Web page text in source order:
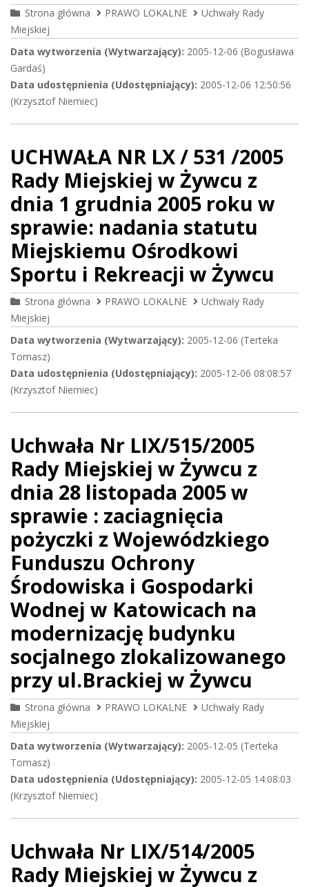
Strona główna PRAWO LOKALNE
Uchwały Rady
Miejskiej
Data wytworzenia (Wytwarzający): 2005-12-06 (Bogusława
Gardaś)
Data udostępnienia (Udostępniający): 2005-12-06 12:50:56
(Krzysztof Niemiec)
UCHWAŁA NR LX / 531 /2005
Rady Miejskiej w Żywcu z
dnia 1 grudnia 2005 roku w
sprawie: nadania statutu
Miejskiemu Ośrodkowi
Sportu i Rekreacji w Żywcu
Strona główna PRAWO LOKALNE
Uchwały Rady
Miejskiej
Data wytworzenia (Wytwarzający): 2005-12-06 (Terteka
Tomasz)
Data udostępnienia (Udostępniający): 2005-12-06 08:08:57
(Krzysztof Niemiec)
Uchwała Nr LIX/515/2005
Rady Miejskiej w Żywcu z
dnia 28 listopada 2005 w
sprawie : zaciagnięcia
pożyczki z Wojewódzkiego
Funduszu Ochrony
Środowiska i Gospodarki
Wodnej w Katowicach na
modernizację budynku
socjalnego zlokalizowanego
przy ul.Brackiej w Żywcu
Strona główna PRAWO LOKALNE
Uchwały Rady
Miejskiej
Data wytworzenia (Wytwarzający): 2005-12-05 (Terteka
Tomasz)
Data udostępnienia (Udostępniający): 2005-12-05 14:08:03
(Krzysztof Niemiec)
Uchwała Nr LIX/514/2005
Rady Miejskiej w Żywcu z